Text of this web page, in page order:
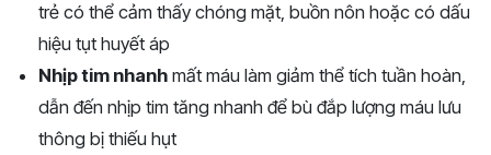
trẻ có thể cảm thấy chóng mặt, buồn nôn hoặc có dấu
hiệu tụt huyết áp
Nhịp tim nhanh mất máu làm giảm thể tích tuần hoàn,
dẫn đến nhịp tim tăng nhanh để bù đắp lượng máu lưu
thông bị thiếu hụt